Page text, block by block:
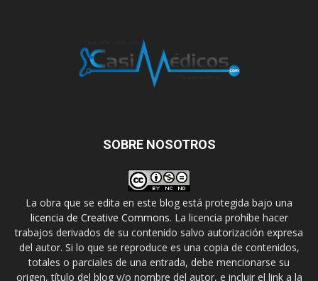
SOBRE NOSOTROS
La obra que se edita en este blog está protegida bajo una
licencia de Creative Commons. La licencia prohíbe hacer
trabajos derivados de su contenido salvo autorización expresa
del autor. Si lo que se reproduce es una copia de contenidos,
totales o parciales de una entrada, debe mencionarse su
origen, título del blog y/o nombre del autor, e incluir el link a la